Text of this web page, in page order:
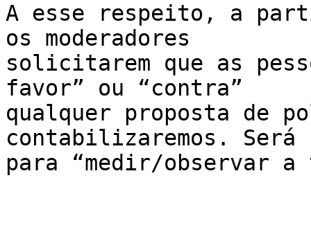
A esse respeito, a
os moderadores
solicitarem que as
favor” ou “contra”
qualquer proposta de
contabilizaremos. Será
para “medir/observar